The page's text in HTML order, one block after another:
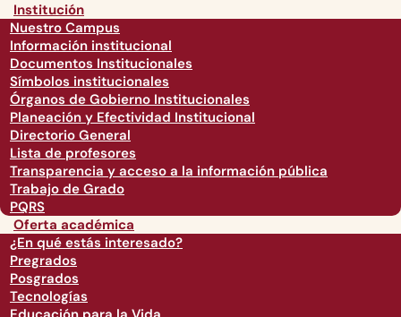
Institución
Nuestro Campus
Información institucional
Documentos Institucionales
Símbolos institucionales
Órganos de Gobierno Institucionales
Planeación y Efectividad Institucional
Directorio General
Lista de profesores
Transparencia y acceso a la información pública
Trabajo de Grado
PQRS
Oferta académica
¿En qué estás interesado?
Pregrados
Posgrados
Tecnologías